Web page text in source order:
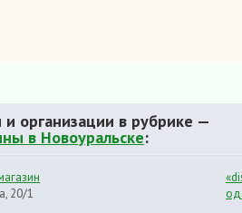
организации в рубрике —
в Новоуральске:
20/1